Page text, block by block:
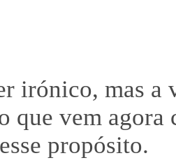
irónico, mas a
que vem
propósito.